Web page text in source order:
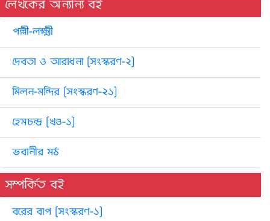
লেখকের অন্যান্য বই
পল্লী-লক্ষ্মী
দেবতা ও আরাধনা [সংস্করণ-২]
মিলন-মন্দির [সংস্করণ-২১]
হেমচন্দ্র [খণ্ড-১]
ভবানীর মঠ
সম্পর্কিত বই
বরের বাপ [সংস্করণ-১]